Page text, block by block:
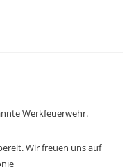
Werkfeuerwehr.